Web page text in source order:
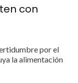
con
por el
la alimentación